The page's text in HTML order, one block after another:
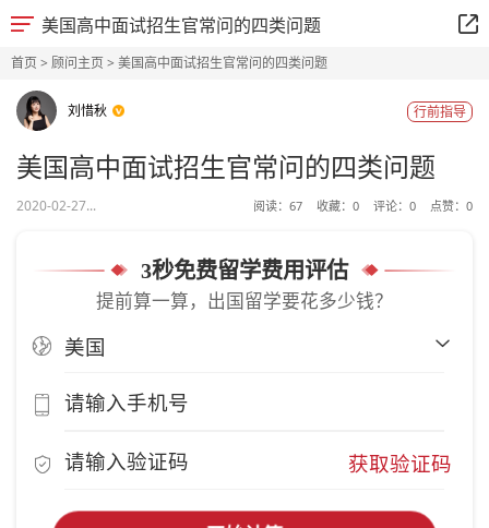
美国高中面试招生官常问的四类问题
首页> 顾问主页> 美国高中面试招生官常问的四类问题
刘惜秋 行前指导
美国高中面试招生官常问的四类问题
2020-02-27... 阅读： 67 收藏： 0 评论： 0 点赞： 0
3秒免费留学费用评估
提前算一算，出国留学要花多少钱？
获取验证码